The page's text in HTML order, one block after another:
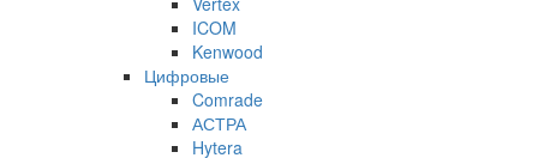
ICOM
Kenwood
Цифровые
Comrade
АСТРА
Hytera